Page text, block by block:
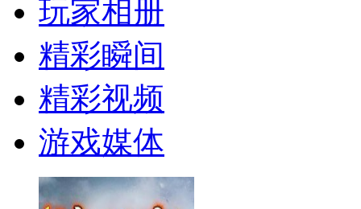
玩家相册
精彩瞬间
精彩视频
游戏媒体